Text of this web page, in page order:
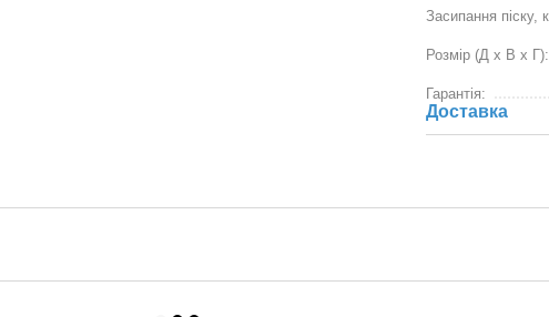
Засипання піску,
Розмір (Д х В х Г):
Гарантія:
Доставка